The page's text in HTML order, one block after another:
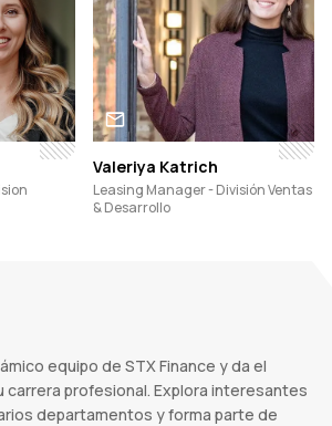
Valeriya Katrich
Leasing Manager - División Ventas
& Desarrollo
equipo de STX Finance y da el
carrera profesional. Explora interesantes
departamentos y forma parte de